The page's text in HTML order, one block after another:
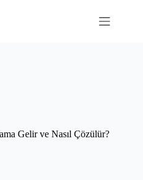
Gelir ve Nasıl Çözülür?